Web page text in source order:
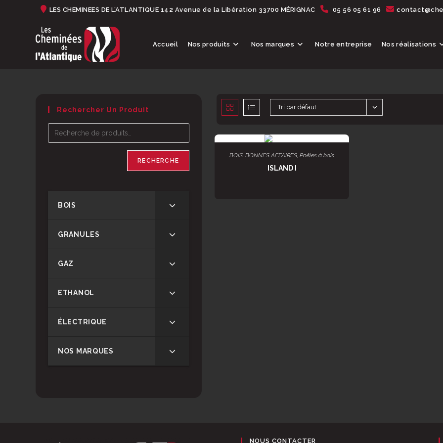
LES CHEMINEES DE L’ATLANTIQUE 142 Avenue de la Libération 33700 MÉRIGNAC 05 56 05 61 96
Accueil Nos produits Nos marques Notre entreprise Nos réalisations
Tri par défaut
AJOUTER AU PANIER
BOIS,BONNES AFFAIRES,Poêles à bois
ISLAND I
Rechercher Un Produit
RECHERCHE
BOIS
GRANULES
GAZ
ETHANOL
ÉLECTRIQUE
NOS MARQUES
NOUS CONTACTER